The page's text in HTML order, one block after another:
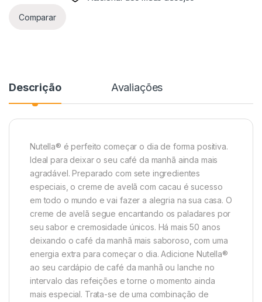
Comparar
Descrição Avaliações
Nutella® é perfeito começar o dia de forma positiva.
Ideal para deixar o seu café da manhã ainda mais
agradável. Preparado com sete ingredientes
especiais, o creme de avelã com cacau é sucesso
em todo o mundo e vai fazer a alegria na sua casa. O
creme de avelã segue encantando os paladares por
seu sabor e cremosidade únicos. Há mais 50 anos
deixando o café da manhã mais saboroso, com uma
energia extra para começar o dia. Adicione Nutella®
ao seu cardápio de café da manhã ou lanche no
intervalo das refeições e torne o momento ainda
mais especial. Trata-se de uma combinação de